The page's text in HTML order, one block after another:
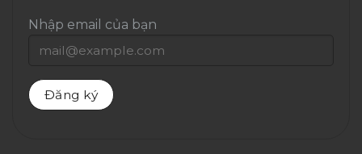
Nhập email của bạn